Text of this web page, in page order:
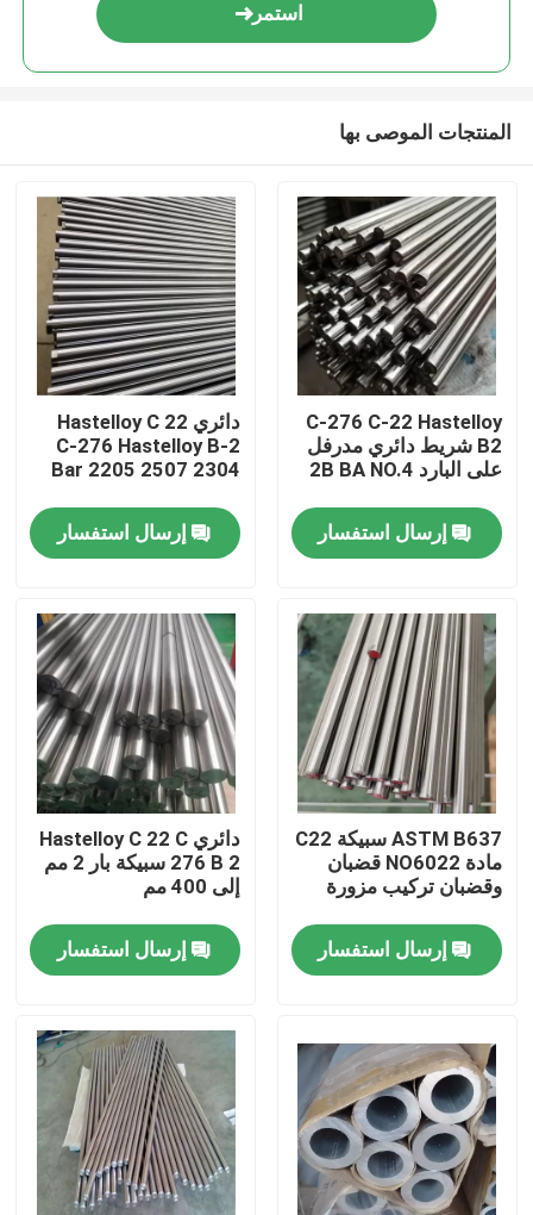
مسكن
معلومات عنا
جولة في المعمل
اتصل بنا
مادة Inconel 600
مادة Inconel 625
مادة Incoloy 800
مادة Inconel 718
استمر
المنتجات الموصى بها
C-276 C-22 Hastelloy
B2 شريط دائري مدرفل
على البارد 2B BA NO.4
إرسال استفسار
دائري Hastelloy C 22
C-276 Hastelloy B-2
Bar 2205 2507 2304
إرسال استفسار
ASTM B637 سبيكة C22
مادة NO6022 قضبان
وقضبان تركيب مزورة
إرسال استفسار
دائري Hastelloy C 22 C
276 B 2 سبيكة بار 2 مم
إلى 400 مم
إرسال استفسار